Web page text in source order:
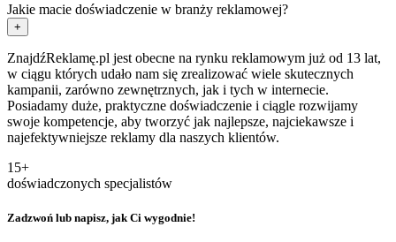
Jakie macie doświadczenie w branży reklamowej?
+
ZnajdźReklamę.pl jest obecne na rynku reklamowym już od 13 lat,
w ciągu których udało nam się zrealizować wiele skutecznych
kampanii, zarówno zewnętrznych, jak i tych w internecie.
Posiadamy duże, praktyczne doświadczenie i ciągle rozwijamy
swoje kompetencje, aby tworzyć jak najlepsze, najciekawsze i
najefektywniejsze reklamy dla naszych klientów.
15+
doświadczonych specjalistów
Zadzwoń lub napisz, jak Ci wygodnie!